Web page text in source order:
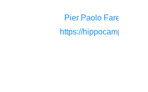
Pier Paolo Faresin-
https://hippocampo.net